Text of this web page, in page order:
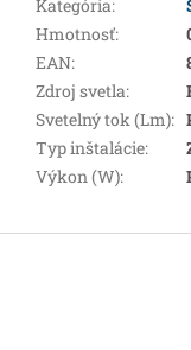
Kategória:
Hmotnosť:
EAN:
Zdroj svetla:
Svetelný tok (Lm):
Typ inštalácie:
Výkon (W):